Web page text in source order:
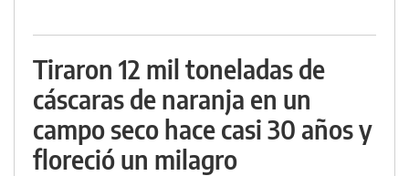
Tiraron 12 mil toneladas de
cáscaras de naranja en un
campo seco hace casi 30 años y
floreció un milagro